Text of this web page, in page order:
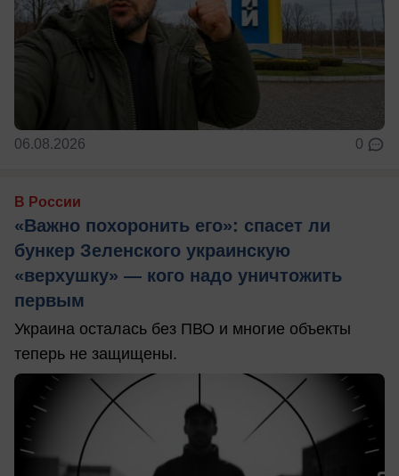
06.08.2026 0
В России
«Важно похоронить его»: спасет ли
бункер Зеленского украинскую
«верхушку» — кого надо уничтожить
первым
Украина осталась без ПВО и многие объекты
теперь не защищены.